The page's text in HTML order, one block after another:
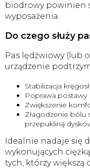
biodrowy powinien
wyposażenia.
Do czego służy
Pas lędźwiowy (lub
urządzenie
Stabilizacja
Poprawa postawy
Zwiększenie
Złagodzenie
przepukliną
Idealnie nadaje się
wykonujących
tych, którzy większą